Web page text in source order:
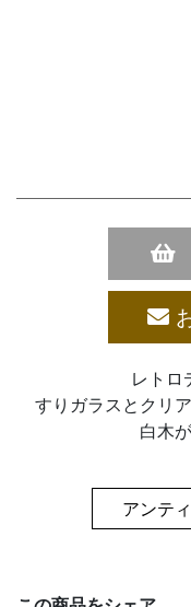
レトロ
すりガラスとクリ
白木
アンテ